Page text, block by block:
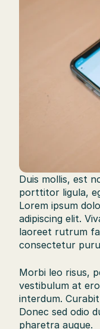
Duis mollis, est
porttitor ligula,
Lorem ipsum
adipiscing elit.
laoreet rutrum
consectetur
Morbi leo risus,
vestibulum at
interdum.
Donec sed odio
pharetra augue.